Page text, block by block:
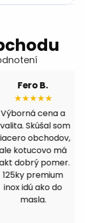
Fero B.
★★★★★
cena a
Skúšal som
obchodov,
kotucovo má
dobrý pomer.
premium
idú ako do
masla.